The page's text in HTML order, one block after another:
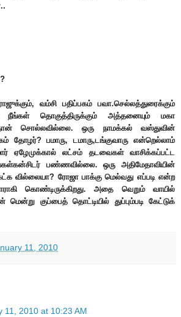
வம்சி பதிப்பகம் பவா.செல்லத்துரைக்கும்
தொகுத்திருக்கும் அத்தனையும் மகா
சொல்லவில்லை. ஒரு நாமக்கல் வஸ்துவின்
தோழர்? பமாரு, டமாரு,டங்குவாரு என்றெல்லாம்
ஏழேமுக்கால் லட்சம் தடவைகள் வாசிக்கப்பட்ட
பண்ணவில்லை. ஒரு அதிமேதாவியின்
வில்லையா? ரோஜா பாக்கு மெல்வது எப்படி என்ற
கொண்டிருக்கிறது. அதை வெறும் வாயில்
மென்று குப்பைத் தொட்டியில் துப்பும்படி கேட்டுக்
11, 2010
11, 2010 at 10:23 AM